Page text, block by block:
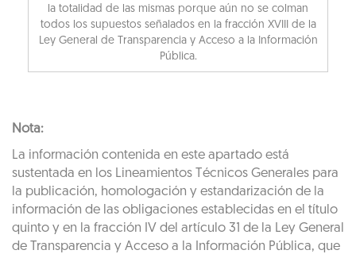
la totalidad de las mismas porque aún no se colman
todos los supuestos señalados en la fracción XVIII de la
Ley General de Transparencia y Acceso a la Información
Pública.
Nota:
La información contenida en este apartado está
sustentada en los Lineamientos Técnicos Generales para
la publicación, homologación y estandarización de la
información de las obligaciones establecidas en el título
quinto y en la fracción IV del artículo 31 de la Ley General
de Transparencia y Acceso a la Información Pública, que